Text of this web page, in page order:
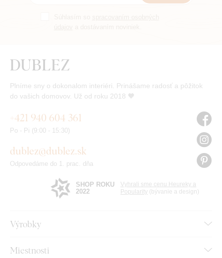
Plníme sny o dokonalom interiéri. Prinášame radosť a pôžitok
do vašich domovov. Už od roku 2018 🧡
Výrobky
Miestnosti
+421 940 604 361
Po - Pi (9:00 - 15:30)
dublez@dublez.sk
Odpovedáme do 1. prac. dňa
SHOP ROKU
2022
Vyhrali sme cenu Heureky a
Popularity (bývanie a design)